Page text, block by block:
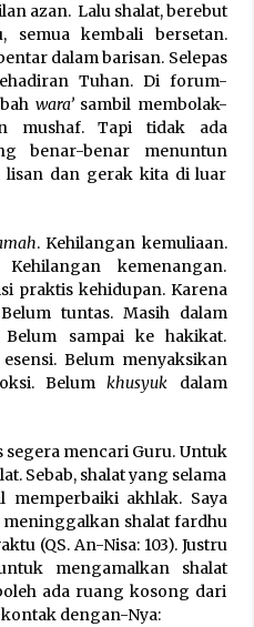
azan. Lalu shalat, berebut
semua kembali bersetan.
dalam barisan. Selepas
Tuhan. Di forum-
wara’ sambil membolak-
mushaf. Tapi tidak ada
benar-benar menuntun
lisan dan gerak kita di luar
. Kehilangan kemuliaan.
kemenangan.
praktis kehidupan. Karena
tuntas. Masih dalam
sampai ke hakikat.
Belum menyaksikan
Belumkhusyuk dalam
segera mencari Guru. Untuk
Sebab, shalat yang selama
akhlak. Saya
shalat fardhu
(QS. An-Nisa: 103). Justru
mengamalkan shalat
ada ruang kosong dari
dengan-Nya: